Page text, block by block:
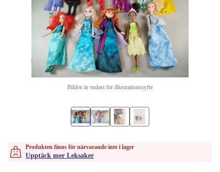
Bilden är endast för illustrationssyfte
Produkten finns för närvarande inte i lager
Upptäck mer Leksaker